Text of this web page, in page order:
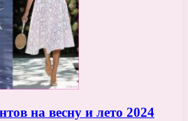
на весну и лето 2024